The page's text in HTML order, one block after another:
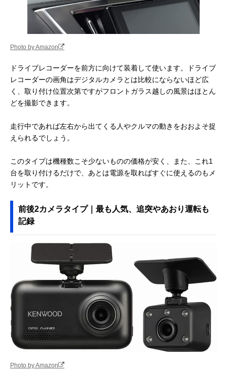
Photo by Amazon
ドライブレコーダーを前方に向けて装着して使います。ドライブ
レコーダーの画角はデジタルカメラとは比較にならないほど広
く、取り付け位置次第ですがフロントガラス越しの風景はほとん
どを撮影できます。
走行中であれば左右から出てくる人やクルマの動きをおおよそ捉
えられるでしょう。
このタイプは機種数こそ少ないものの価格が安く、また、これ1
台を取り付けるだけで、あとは電源を取ればすぐに使えるのもメ
リットです。
前後2カメラタイプ｜最も人気、追突やあおり運転も
記録
Photo by Amazon